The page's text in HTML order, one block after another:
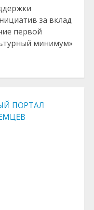
за вклад
первой
минимум»